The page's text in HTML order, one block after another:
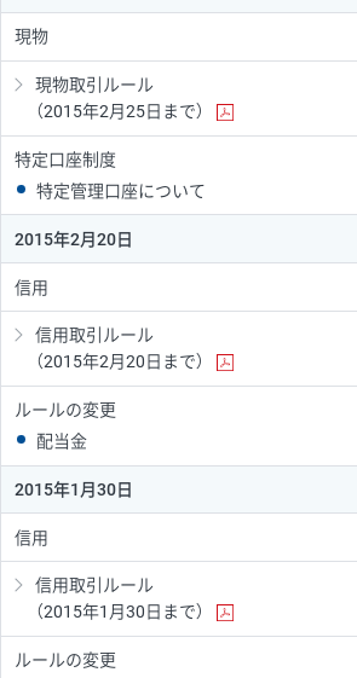
現物
現物取引ルール
（2015年2月25日まで）
特定口座制度
特定管理口座について
2015年2月20日
信用
信用取引ルール
（2015年2月20日まで）
ルールの変更
配当金
2015年1月30日
信用
信用取引ルール
（2015年1月30日まで）
ルールの変更